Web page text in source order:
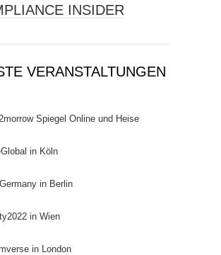
INSIDER
VERANSTALTUNGEN
Spiegel Online und Heise
in Köln
in Berlin
in Wien
in London